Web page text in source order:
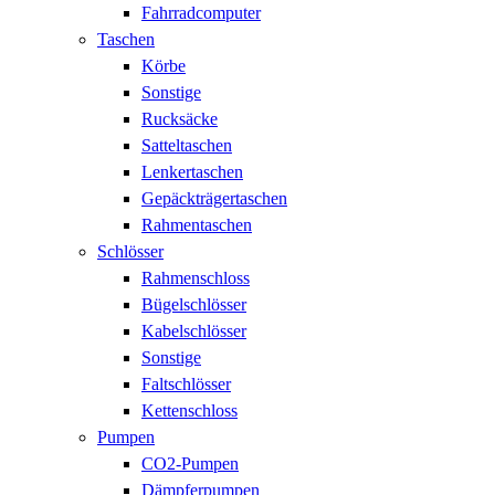
Fahrradcomputer
Taschen
Körbe
Sonstige
Rucksäcke
Satteltaschen
Lenkertaschen
Gepäckträgertaschen
Rahmentaschen
Schlösser
Rahmenschloss
Bügelschlösser
Kabelschlösser
Sonstige
Faltschlösser
Kettenschloss
Pumpen
CO2-Pumpen
Dämpferpumpen